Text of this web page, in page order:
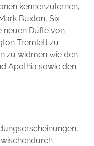
kennenzulernen,
Buxton, Six
neuen Düfte von
Tremlett zu
zu widmen wie den
Apothia sowie den